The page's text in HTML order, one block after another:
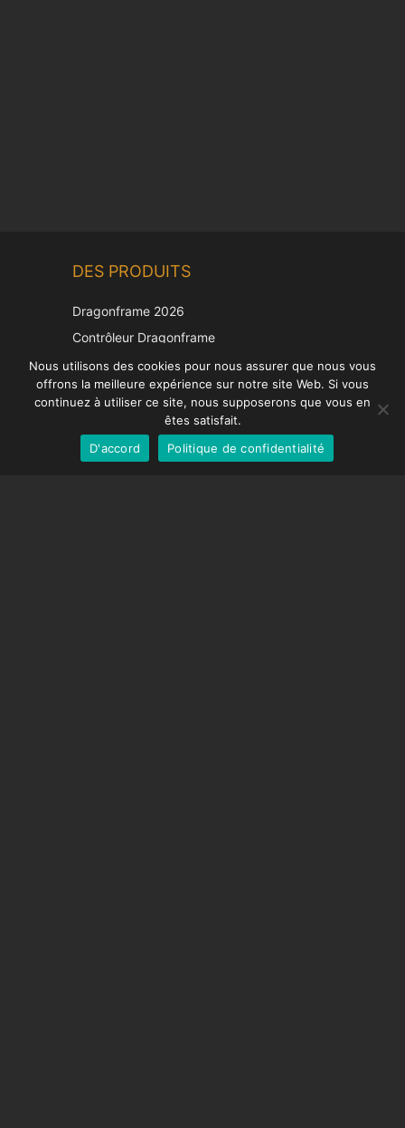
DES PRODUITS
Dragonframe 2026
Contrôleur Dragonframe
DDMX-512
DMC-32
Capuchon de correction EOS LV
Nous utilisons des cookies pour nous assurer que nous vous
offrons la meilleure expérience sur notre site Web. Si vous
continuez à utiliser ce site, nous supposerons que vous en
êtes satisfait.
D'accord
Politique de confidentialité
French
German
Spanish